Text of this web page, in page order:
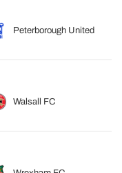
Peterborough United
Walsall FC